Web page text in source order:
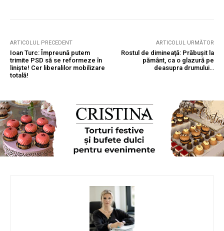
ARTICOLUL PRECEDENT
Ioan Turc: Împreună putem
trimite PSD să se reformeze în
liniște! Cer liberalilor mobilizare
totală!
ARTICOLUL URMĂTOR
Rostul de dimineaţă: Prăbuşit la
pământ, ca o glazură pe
deasupra drumului…